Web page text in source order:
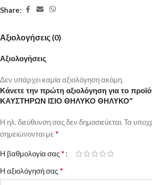
Share:
Αξιολογήσεις (0)
Αξιολογήσεις
Δεν υπάρχει καμία αξιολόγηση ακόμη.
Κάνετε την πρώτη αξιολόγηση για το
ΚΑΥΣΤΗΡΩΝ ΙΣΙΟ ΘΗΛΥΚΟ ΘΗΛΥΚΟ”
Η ηλ. διεύθυνση σας δεν δημοσιεύεται.Τα
σημειώνονται με *
Η βαθμολογία σας*
Η αξιολόγησή σας*